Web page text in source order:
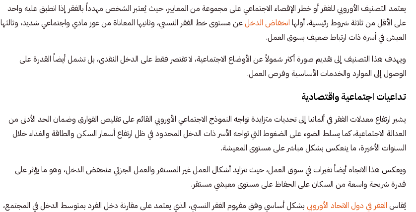
يعتمد التصنيف الأوروبي للفقر أو خطر الإقصاء الاجتماعي على مجموعة من المعايير، حيث يُعتبر الشخص مهدداً بالفقر إذا انطبق عليه واحد
على الأقل من ثلاثة شروط رئيسية، أولها انخفاض الدخلعن مستوى خط الفقر النسبي، وثانيها المعاناة من عوز مادي واجتماعي شديد، وثالثها
العيش في أسرة ذات ارتباط ضعيف بسوق العمل.
ويهدف هذا التصنيف إلى تقديم صورة أكثر شمولاً عن الأوضاع الاجتماعية، لا تقتصر فقط على الدخل النقدي، بل تشمل أيضاً القدرة على
الوصول إلى الموارد والخدمات الأساسية وفرص العمل.
تداعيات اجتماعية واقتصادية
يشير ارتفاع معدلات الفقر في ألمانيا إلى تحديات متزايدة تواجه النموذج الاجتماعي الأوروبي القائم على تقليص الفوارق وضمان الحد الأدنى من
العدالة الاجتماعية، كما يسلط الضوء على الضغوط التي تواجه الأسر ذات الدخل المحدود في ظل ارتفاع أسعار السكن والطاقة والغذاء خلال
السنوات الأخيرة، ما ينعكس بشكل مباشر على مستوى المعيشة.
ويعكس هذا الاتجاه أيضاً تغيرات في سوق العمل، حيث تتزايد أشكال العمل غير المستقر والعمل الجزئي منخفض الدخل، وهو ما يؤثر على
قدرة شريحة واسعة من السكان على الحفاظ على مستوى معيشي مستقر.
يُقاس الفقر في دول الاتحاد الأوروبي بشكل أساسي وفق مفهوم الفقر النسبي، الذي يعتمد على مقارنة دخل الفرد بمتوسط الدخل في المجتمع،